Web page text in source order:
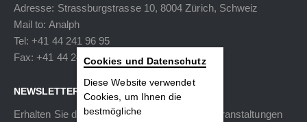
Adresse: Strassburgstrasse 10, 8004 Zürich, Schweiz
Mail to: Analph
Tel: +41 44 241 96 95
Fax: +41 44 240 34 40
NEWSLETTER
Erhalten Sie die neuesten Informationen zu Veranstaltungen
Cookies und Datenschutz
Diese Website verwendet
Cookies, um Ihnen die
bestmögliche